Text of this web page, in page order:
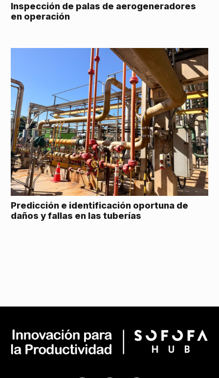
Inspección de palas de aerogeneradores
en operación
Predicción e identificación oportuna de
daños y fallas en las tuberías